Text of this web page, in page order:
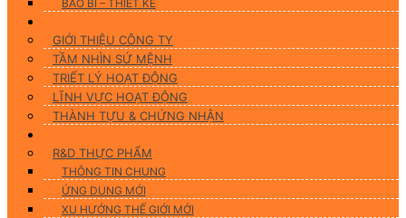
BAO BÌ – THIẾT KẾ
GIỚI THIỆU CÔNG TY
TẦM NHÌN SỨ MỆNH
TRIẾT LÝ HOẠT ĐỘNG
LĨNH VỰC HOẠT ĐỘNG
THÀNH TỰU & CHỨNG NHẬN
R&D THỰC PHẨM
THÔNG TIN CHUNG
ỨNG DUNG MỚI
XU HƯỚNG THẾ GIỚI MỚI